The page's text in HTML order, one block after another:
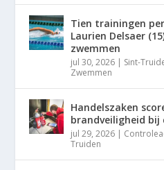
Tien trainingen
Laurien Delsaer
zwemmen
jul 30, 2026 | Sint-
Zwemmen
Handelszaken
brandveiligheid
jul 29, 2026 |
Truiden